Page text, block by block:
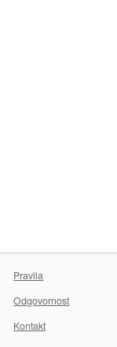
Pravila
Odgovornost
Kontakt